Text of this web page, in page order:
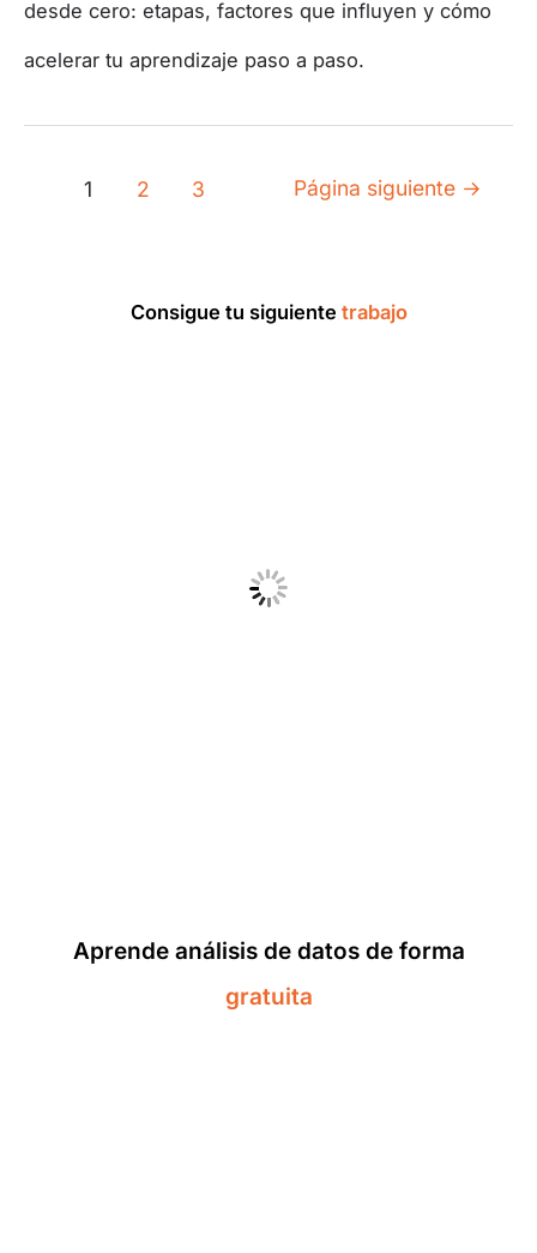
desde cero: etapas, factores que influyen y cómo
acelerar tu aprendizaje paso a paso.
1 2 3 Página siguiente →
Consigue tu siguiente trabajo
Aprende análisis de datos de forma
gratuita